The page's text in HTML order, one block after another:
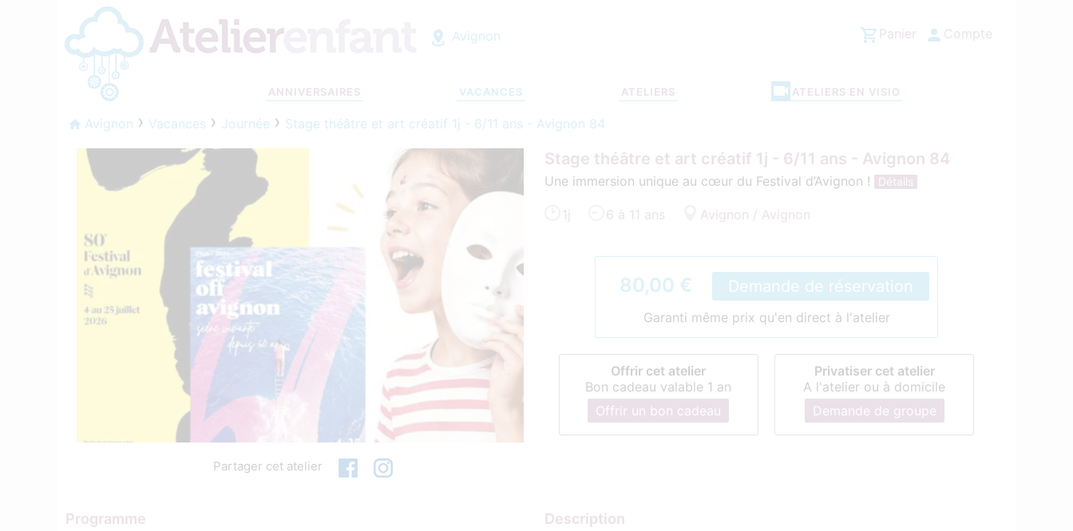
Panier Compte
Avignon
ANNIVERSAIRES VACANCES ATELIERS ATELIERS EN VISIO
Avignon Vacances Journée Stage théâtre et art créatif 1j - 6/11 ans - Avignon 84
Partager cet atelier
Stage théâtre et art créatif 1j - 6/11 ans - Avignon 84
Une immersion unique au cœur du Festival d’Avignon ! Détails
1j 6 à 11 ans Avignon / Avignon
80,00 € Demande de réservation
Garanti même prix qu'en direct à l'atelier
Offrir cet atelier
Bon cadeau valable 1 an
Offrir un bon cadeau
Privatiser cet atelier
A l'atelier ou à domicile
Demande de groupe
Description
Programme